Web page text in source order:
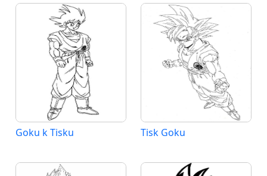
Goku k Tisku Tisk Goku